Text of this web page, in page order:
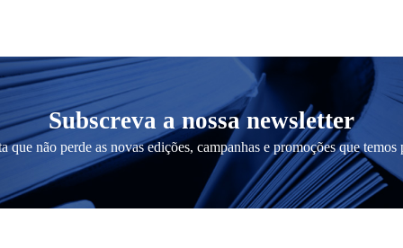
Subscreva a nossa newsletter
que não perde as novas edições, campanhas e promoções que temos